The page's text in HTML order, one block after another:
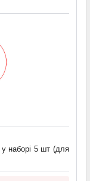
у наборі 5 шт (для